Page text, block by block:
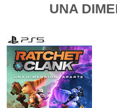
UNA